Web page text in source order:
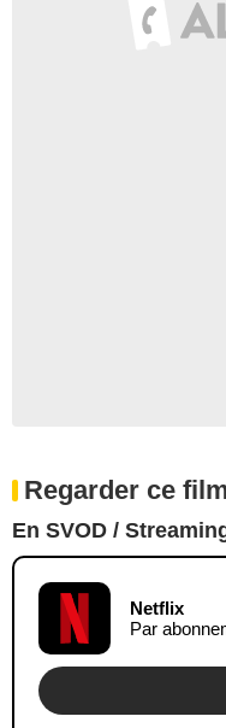
Regarder ce
En SVOD /
Netflix
Par